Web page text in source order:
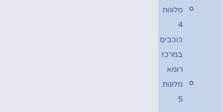
מלונות
4
כוכבים
במרכז
רומא
מלונות
5